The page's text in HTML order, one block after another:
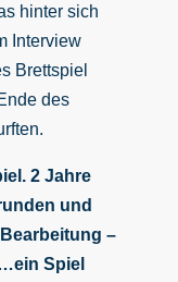
hinter sich
Interview
Brettspiel
des
2 Jahre
und
–
Spiel